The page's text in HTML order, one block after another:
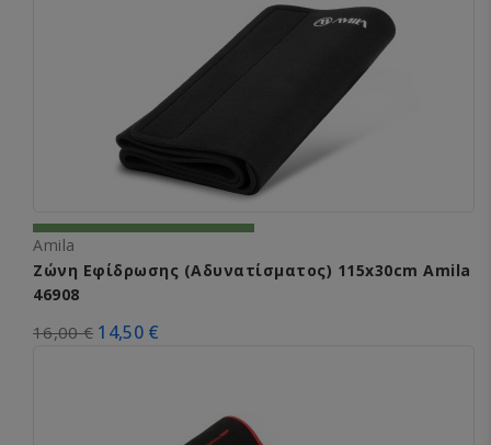
Amila
Ζώνη Εφίδρωσης (Αδυνατίσματος) 115x30cm Amila
46908
16,00 € 14,50 €